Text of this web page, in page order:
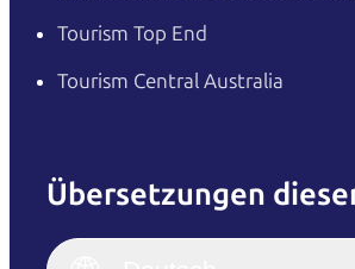
Tourism Top End
Tourism Central Australia
Übersetzungen